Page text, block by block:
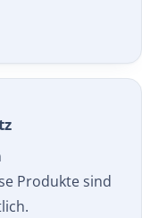
Produkte sind